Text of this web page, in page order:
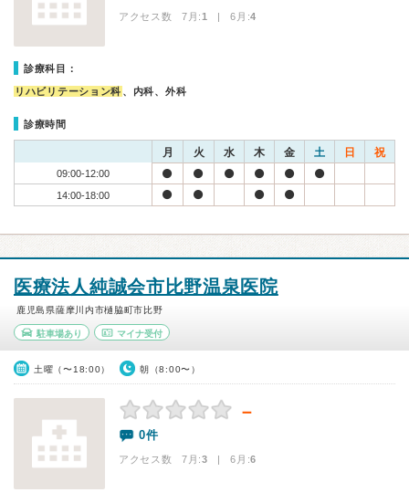
アクセス数 7月:1 | 6月:4
診療科目：
リハビリテーション科 、内科、外科
診療時間
月 火 水 木 金 土 日 祝
09:00-12:00
14:00-18:00
医療法人純誠会市比野温泉医院
鹿児島県薩摩川内市樋脇町市比野
駐車場あり マイナ受付
土曜（〜18:00） 朝（8:00〜）
－
0件
アクセス数 7月:3 | 6月:6